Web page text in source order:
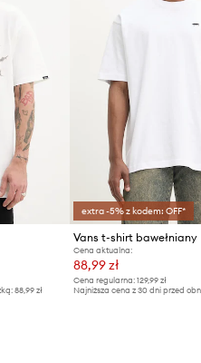
88,99 zł
extra -5% z kodem: OFF*
Vans t-shirt bawełniany
Cena aktualna:
88,99 zł
Cena regularna: 129,99 zł
Najniższa cena z 30 dni przed